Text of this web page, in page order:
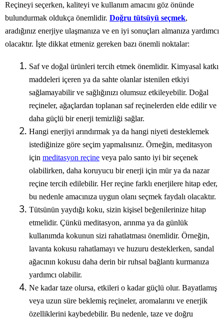
Reçineyi seçerken, kaliteyi ve kullanım amacını göz önünde
bulundurmak oldukça önemlidir. Doğru tütsüyü seçmek,
aradığınız enerjiye ulaşmanıza ve en iyi sonuçları almanıza yardımcı
olacaktır. İşte dikkat etmeniz gereken bazı önemli noktalar:
Saf ve doğal ürünleri tercih etmek önemlidir. Kimyasal katkı
maddeleri içeren ya da sahte olanlar istenilen etkiyi
sağlamayabilir ve sağlığınızı olumsuz etkileyebilir. Doğal
reçineler, ağaçlardan toplanan saf reçinelerden elde edilir ve
daha güçlü bir enerji temizliği sağlar.
Hangi enerjiyi arındırmak ya da hangi niyeti desteklemek
istediğinize göre seçim yapmalısınız. Örneğin, meditasyon
için meditasyon reçine veya palo santo iyi bir seçenek
olabilirken, daha koruyucu bir enerji için mürya da nazar
reçine tercih edilebilir. Her reçine farklı enerjilere hitap eder,
bu nedenle amacınıza uygun olanı seçmek faydalı olacaktır.
Tütsünün yaydığı koku, sizin kişisel beğenilerinize hitap
etmelidir. Çünkü meditasyon, arınma ya da günlük
kullanımda kokunun sizi rahatlatması önemlidir. Örneğin,
lavanta kokusu rahatlamayı ve huzuru desteklerken, sandal
ağacının kokusu daha derin bir ruhsal bağlantı kurmanıza
yardımcı olabilir.
Ne kadar taze olursa, etkileri o kadar güçlü olur. Bayatlamış
veya uzun süre beklemiş reçineler, aromalarını ve enerjik
özelliklerini kaybedebilir. Bu nedenle, taze ve doğru